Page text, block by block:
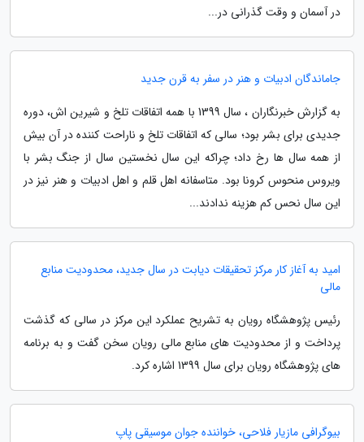
در آسمان و وقت گذرانی در...
جاماندگان ادبیات و هنر در سفر به قرن جدید
به گزارش خبرنگاران ، سال 1399 با همه اتفاقات تلخ و شیرین اش، دوره
جدیدی برای بشر بود؛ سالی که اتفاقات تلخ و ناراحت کننده در آن بیش
از همه سال ها رخ داد؛ چراکه این سال نخستین سال از جنگ بشر با
ویروس منحوس کرونا بود. متاسفانه اهل قلم و اهل ادبیات و هنر نیز در
این سال نحس کم هزینه ندادند...
امید به آغاز کار مرکز تحقیقات دیابت در سال جدید، محدودیت منابع
مالی
رئیس پژوهشگاه رویان به تشریح عملکرد این مرکز در سالی که گذشت
پرداخت و از محدودیت های منابع مالی رویان سخن گفت و به برنامه
های پژوهشگاه رویان برای سال 1399 اشاره کرد.
بیوگرافی مازیار فلاحی، خواننده جوان موسیقی پاپ